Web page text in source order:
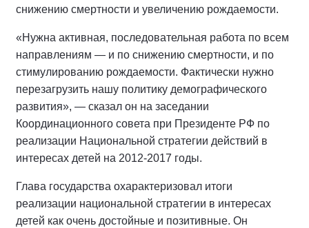
снижению смертности и увеличению рождаемости.
«Нужна активная, последовательная работа по всем
направлениям — и по снижению смертности, и по
стимулированию рождаемости. Фактически нужно
перезагрузить нашу политику демографического
развития», — сказал он на заседании
Координационного совета при Президенте РФ по
реализации Национальной стратегии действий в
интересах детей на 2012-2017 годы.
Глава государства охарактеризовал итоги
реализации национальной стратегии в интересах
детей как очень достойные и позитивные. Он